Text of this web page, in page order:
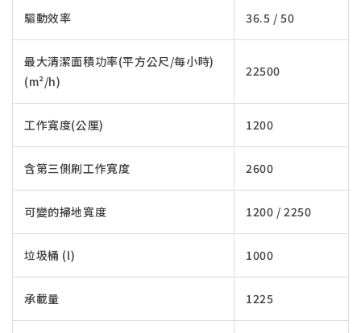
驅動效率 36.5 / 50
最大清潔面積功率(平方公尺/每小時)
(m²/h)
22500
工作寬度(公厘) 1200
含第三側刷工作寬度 2600
可變的掃地寬度 1200 / 2250
垃圾桶 (l) 1000
承載量 1225